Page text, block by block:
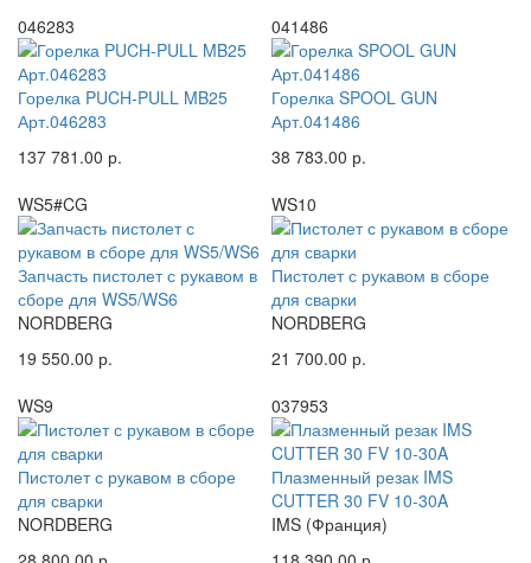
046283
Горелка PUCH-PULL MB25
Арт.046283
137 781.00 р.
041486
Горелка SPOOL GUN
Арт.041486
38 783.00 р.
WS5#CG
Запчасть пистолет с рукавом в
сборе для WS5/WS6
NORDBERG
19 550.00 р.
WS10
Пистолет с рукавом в сборе
для сварки
NORDBERG
21 700.00 р.
WS9
Пистолет с рукавом в сборе
для сварки
NORDBERG
037953
Плазменный резак IMS
CUTTER 30 FV 10-30A
IMS (Франция)